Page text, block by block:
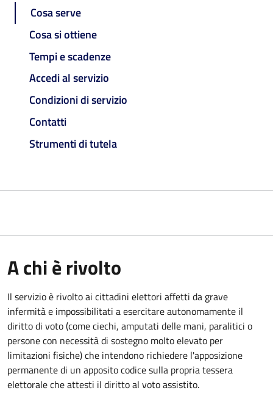
Cosa serve
Cosa si ottiene
Tempi e scadenze
Accedi al servizio
Condizioni di servizio
Contatti
Strumenti di tutela
A chi è rivolto
Il servizio è rivolto ai cittadini elettori affetti da grave
infermità e impossibilitati a esercitare autonomamente il
diritto di voto (come ciechi, amputati delle mani, paralitici o
persone con necessità di sostegno molto elevato per
limitazioni fisiche) che intendono richiedere l'apposizione
permanente di un apposito codice sulla propria tessera
elettorale che attesti il diritto al voto assistito.